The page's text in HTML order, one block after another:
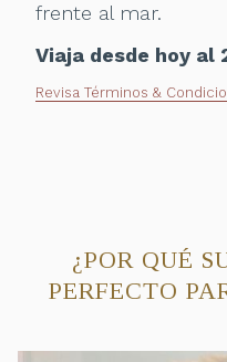
frente al mar.
Viaja desde hoy al
Revisa Términos &
¿POR QUÉ
PERFECTO